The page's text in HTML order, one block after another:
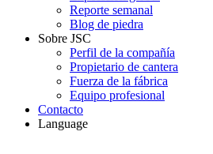
Reporte semanal
Blog de piedra
Sobre JSC
Perfil de la compañía
Propietario de cantera
Fuerza de la fábrica
Equipo profesional
Contacto
Language